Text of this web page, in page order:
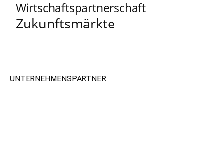
Wirtschaftspartnerschaft
Zukunftsmärkte
UNTERNEHMENSPARTNER